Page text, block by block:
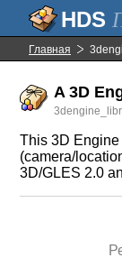
Главная
A 3D
This 3D
(camera/
3D/GLES 2.0